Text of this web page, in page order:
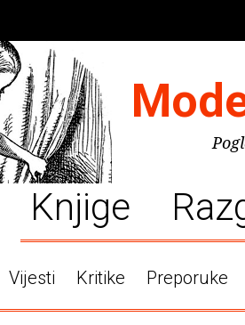
Knjige
Vijesti Kritike Preporuke